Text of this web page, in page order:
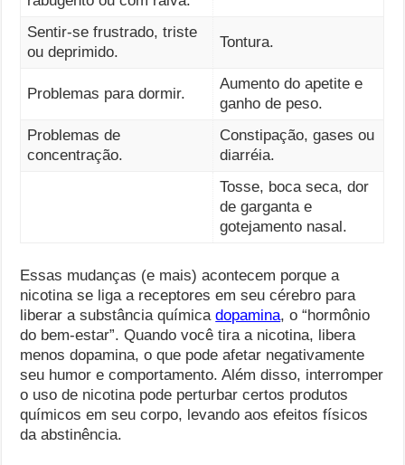
Sentir-se frustrado, triste
ou deprimido.
Tontura.
Problemas para dormir.
Aumento do apetite e
ganho de peso.
Problemas de
concentração.
Constipação, gases ou
diarréia.
Tosse, boca seca, dor
de garganta e
gotejamento nasal.
Essas mudanças (e mais) acontecem porque a
nicotina se liga a receptores em seu cérebro para
liberar a substância químicadopamina, o “hormônio
do bem-estar”. Quando você tira a nicotina, libera
menos dopamina, o que pode afetar negativamente
seu humor e comportamento. Além disso, interromper
o uso de nicotina pode perturbar certos produtos
químicos em seu corpo, levando aos efeitos físicos
da abstinência.